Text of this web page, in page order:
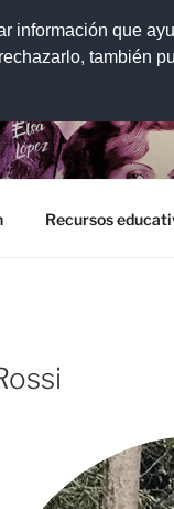
información que
también
DE
Recursos